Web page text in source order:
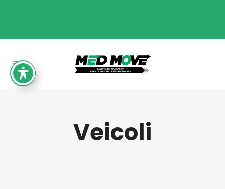
Veicoli